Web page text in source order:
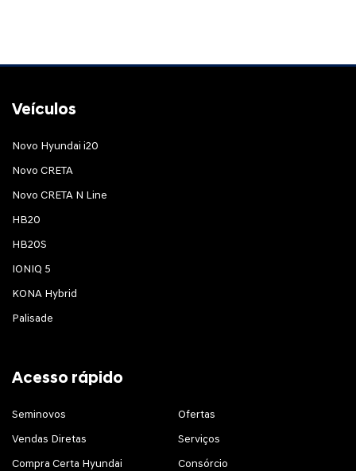
Veículos
Novo Hyundai i20
Novo CRETA
Novo CRETA N Line
HB20
HB20S
IONIQ 5
KONA Hybrid
Palisade
Acesso rápido
Seminovos Ofertas
Vendas Diretas Serviços
Compra Certa Hyundai Consórcio